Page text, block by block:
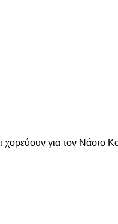
χορεύουν για τον